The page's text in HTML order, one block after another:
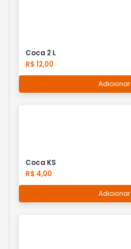
Coca 2 L
R$ 12,00
Adicionar
Coca KS
R$ 4,00
Adicionar